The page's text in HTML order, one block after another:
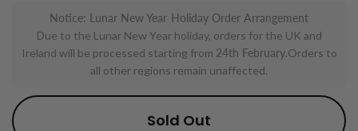
Notice: Lunar New Year Holiday Order Arrangement
Due to the Lunar New Year holiday, orders for the UK and
Ireland will be processed starting from 24th February.Orders to
all other regions remain unaffected.
Sold Out